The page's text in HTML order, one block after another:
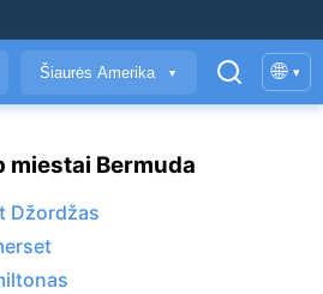
Šiaurės Amerika ▼ 🌐 ▾
miestai Bermuda
Džordžas